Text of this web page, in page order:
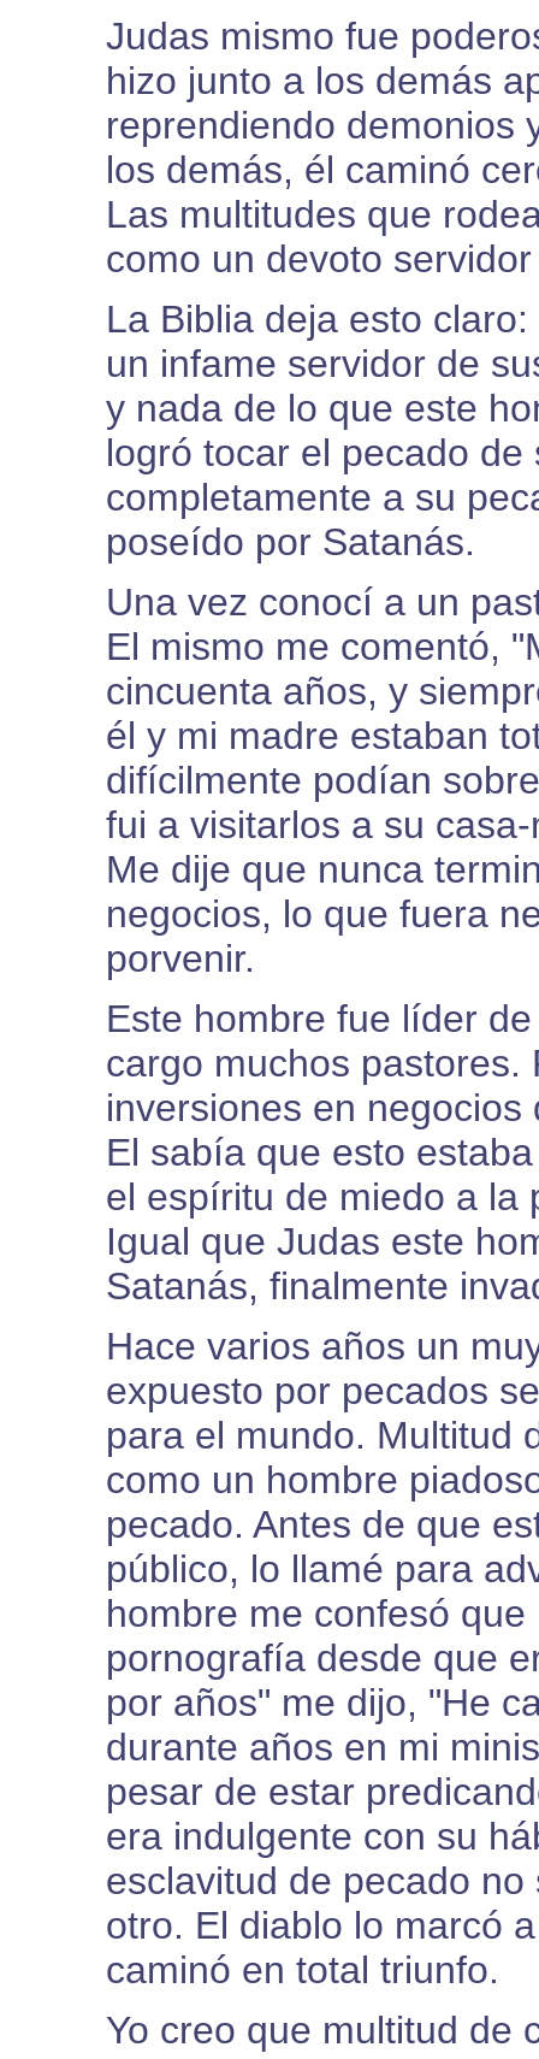
Judas mismo fue
hizo junto a los demás
reprendiendo demonios
los demás, él caminó
Las multitudes que
como un devoto
La Biblia deja esto
un infame servidor de
y nada de lo que este
logró tocar el pecado
completamente a su
poseído por Satanás.
Una vez conocí a un
El mismo me comentó,
cincuenta años, y
él y mi madre estaban
difícilmente podían
fui a visitarlos a su
Me dije que nunca
negocios, lo que fuera
porvenir.
Este hombre fue líder
cargo muchos
inversiones en
El sabía que esto
el espíritu de miedo a la
Igual que Judas este
Satanás, finalmente
Hace varios años un
expuesto por pecados
para el mundo. Multitud
como un hombre
pecado. Antes de que
público, lo llamé para
hombre me confesó
pornografía desde que
por años" me dijo, "He
durante años en mi
pesar de estar
era indulgente con su
esclavitud de pecado
otro. El diablo lo marcó
caminó en total triunfo.
Yo creo que multitud de